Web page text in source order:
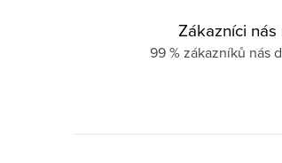
Zákazníci nás
99 % zákazníků nás